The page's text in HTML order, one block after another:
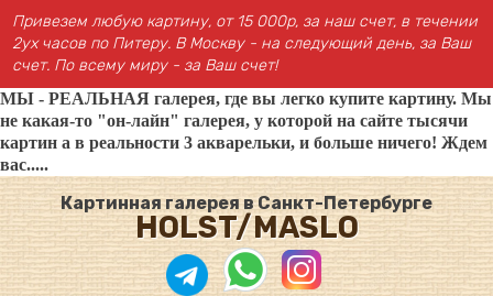
Привезем любую картину, от 15 000р, за наш счет, в течении
2ух часов по Питеру. В Москву - на следующий день, за Ваш
счет. По всему миру - за Ваш счет!
МЫ - РЕАЛЬНАЯ галерея, где вы легко купите картину. Мы
не какая-то "он-лайн" галерея, у которой на сайте тысячи
картин а в реальности 3 акварельки, и больше ничего! Ждем
вас.....
Картинная галерея в Санкт-Петербурге
HOLST/MASLO